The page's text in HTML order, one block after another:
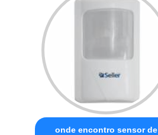
onde encontro sensor de